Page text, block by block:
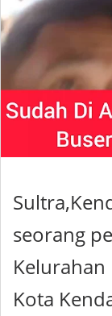
seorang
Kelurahan
Kota